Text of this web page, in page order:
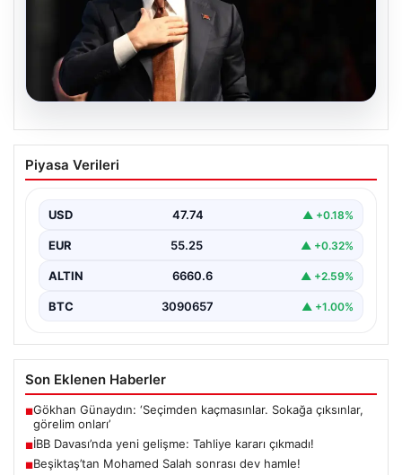
06.08.2026
İBB Davası’nda yeni gelişme: Tahliye
kararı çıkmadı!
Piyasa Verileri
USD 47.74 ▲ +0.18%
EUR 55.25 ▲ +0.32%
ALTIN 6660.6 ▲ +2.59%
BTC 3090657 ▲ +1.00%
Son Eklenen Haberler
■Gökhan Günaydın: ‘Seçimden kaçmasınlar. Sokağa çıksınlar,
görelim onları’
■İBB Davası’nda yeni gelişme: Tahliye kararı çıkmadı!
■Beşiktaş’tan Mohamed Salah sonrası dev hamle!